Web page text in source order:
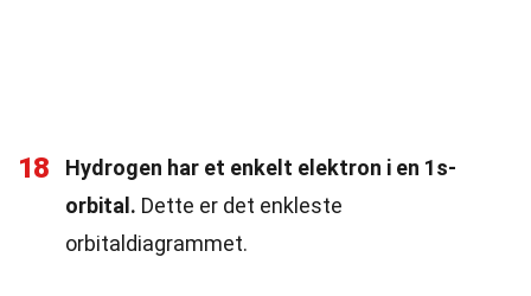
18
Hydrogen har et enkelt elektron i en 1s-
orbital. Dette er det enkleste
orbitaldiagrammet.